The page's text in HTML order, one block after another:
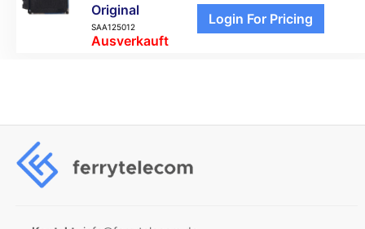
Original
SAA125012
Ausverkauft
Login For Pricing